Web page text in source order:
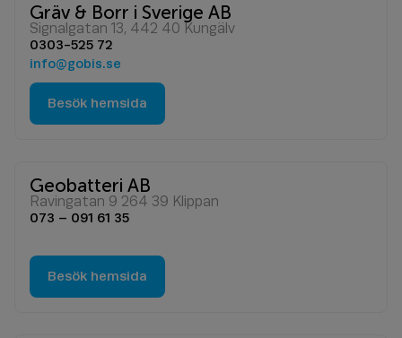
Gräv & Borr i Sverige AB
Signalgatan 13, 442 40 Kungälv
0303-525 72
info@gobis.se
Besök hemsida
Geobatteri AB
Ravingatan 9 264 39 Klippan
073 – 091 61 35
Besök hemsida